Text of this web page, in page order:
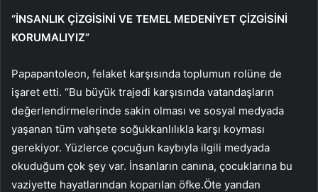
“İNSANLIK ÇİZGİSİNİ VE TEMEL MEDENİYET ÇİZGİSİNİ
KORUMALIYIZ”
Papapantoleon, felaket karşısında toplumun rolüne de
işaret etti. “Bu büyük trajedi karşısında vatandaşların
değerlendirmelerinde sakin olması ve sosyal medyada
yaşanan tüm vahşete soğukkanlılıkla karşı koyması
gerekiyor. Yüzlerce çocuğun kaybıyla ilgili medyada
okuduğum çok şey var. İnsanların canına, çocuklarına bu
vaziyette hayatlarından koparılan öfke.Öte yandan